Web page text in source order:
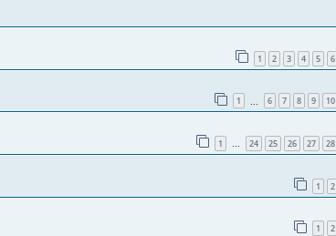
1 2 3 4 5 6
1 6 7 8 9 10
1 ... 24 25 26 27 28
1 2
1 2